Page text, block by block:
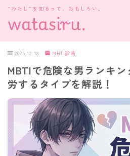
“わたし”を知るって、おもしろい。
MENU
MBTI診断
HSP・HSE
新着記事
2025.12.18 MBTI診断
MBTIで危険な男ランキ
労するタイプを解説！